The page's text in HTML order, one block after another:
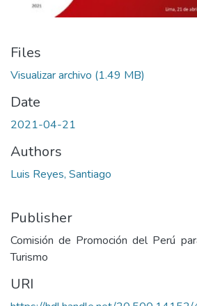
Files
Visualizar archivo (1.49 MB)
Date
2021-04-21
Authors
Luis Reyes, Santiago
Publisher
Comisión de Promoción del Perú
Turismo
URI